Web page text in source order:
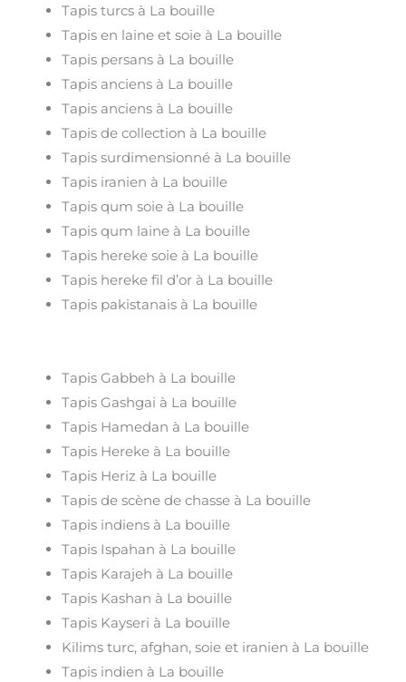
Tapis turcs à La bouille
Tapis en laine et soie à La bouille
Tapis persans à La bouille
Tapis anciens à La bouille
Tapis anciens à La bouille
Tapis de collection à La bouille
Tapis surdimensionné à La bouille
Tapis iranien à La bouille
Tapis qum soie à La bouille
Tapis qum laine à La bouille
Tapis hereke soie à La bouille
Tapis hereke fil d’or à La bouille
Tapis pakistanais à La bouille
Tapis Gabbeh à La bouille
Tapis Gashgai à La bouille
Tapis Hamedan à La bouille
Tapis Hereke à La bouille
Tapis Heriz à La bouille
Tapis de scène de chasse à La bouille
Tapis indiens à La bouille
Tapis Ispahan à La bouille
Tapis Karajeh à La bouille
Tapis Kashan à La bouille
Tapis Kayseri à La bouille
Kilims turc, afghan, soie et iranien à La bouille
Tapis indien à La bouille